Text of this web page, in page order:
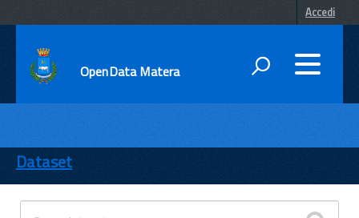
Accedi
OpenData Matera
ENTI
TEMI
INFORMAZIONI
Dataset